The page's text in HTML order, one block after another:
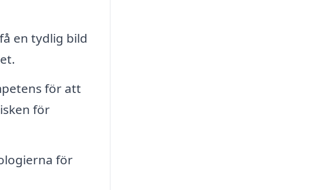
en tydlig bild
för att
för
för